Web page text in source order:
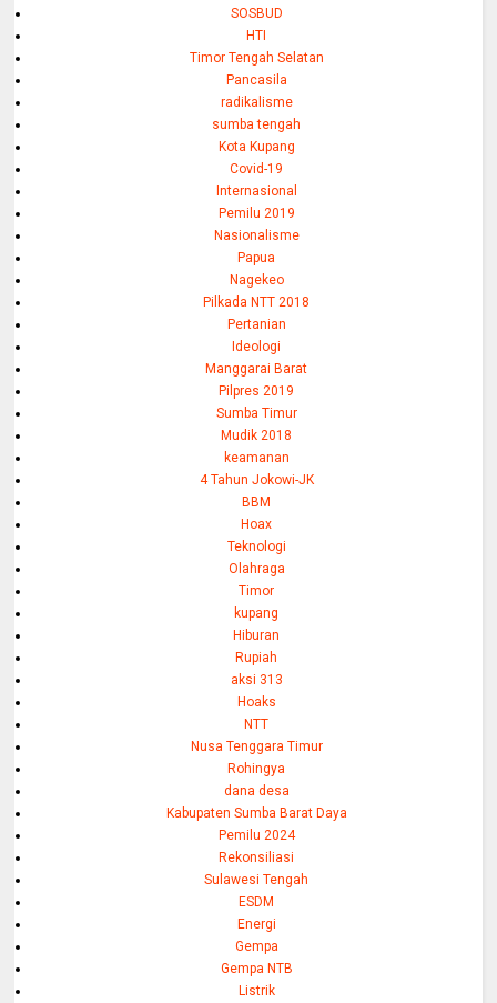
SOSBUD
HTI
Timor Tengah Selatan
Pancasila
radikalisme
sumba tengah
Kota Kupang
Covid-19
Internasional
Pemilu 2019
Nasionalisme
Papua
Nagekeo
Pilkada NTT 2018
Pertanian
Ideologi
Manggarai Barat
Pilpres 2019
Sumba Timur
Mudik 2018
keamanan
4 Tahun Jokowi-JK
BBM
Hoax
Teknologi
Olahraga
Timor
kupang
Hiburan
Rupiah
aksi 313
Hoaks
NTT
Nusa Tenggara Timur
Rohingya
dana desa
Kabupaten Sumba Barat Daya
Pemilu 2024
Rekonsiliasi
Sulawesi Tengah
ESDM
Energi
Gempa
Gempa NTB
Listrik